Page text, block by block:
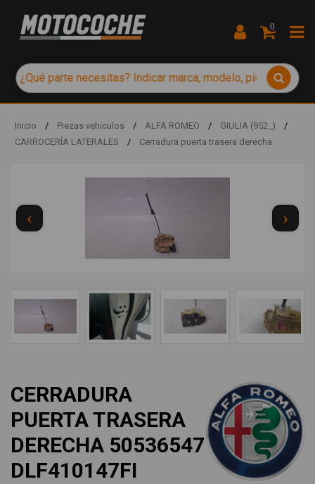
0
Inicio / Piezas vehículos / ALFA ROMEO / GIULIA (952_)
/
CARROCERÍA LATERALES
/ Cerradura puerta trasera derecha
‹ ›
CERRADURA
PUERTA TRASERA
DERECHA 50536547
DLF410147FI